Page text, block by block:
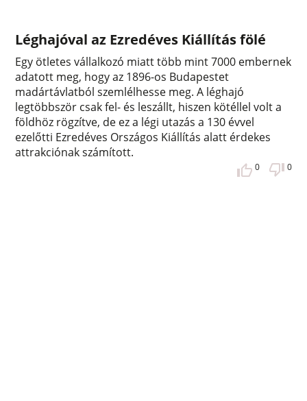
Léghajóval az Ezredéves Kiállítás fölé
Egy ötletes vállalkozó miatt több mint 7000 embernek
adatott meg, hogy az 1896-os Budapestet
madártávlatból szemlélhesse meg. A léghajó
legtöbbször csak fel- és leszállt, hiszen kötéllel volt a
földhöz rögzítve, de ez a légi utazás a 130 évvel
ezelőtti Ezredéves Országos Kiállítás alatt érdekes
attrakciónak számított.
0 0